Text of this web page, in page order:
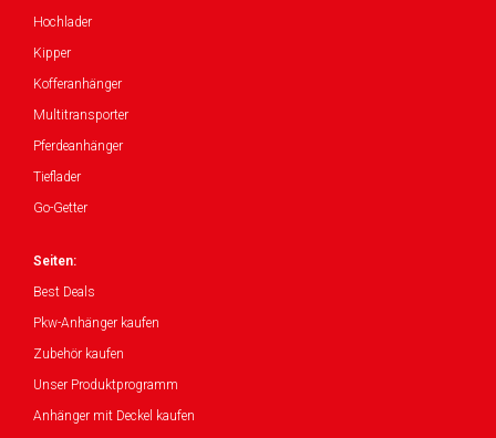
Hochlader
Kipper
Kofferanhänger
Multitransporter
Pferdeanhänger
Tieflader
Go-Getter
Seiten:
Best Deals
Pkw-Anhänger kaufen
Zubehör kaufen
Unser Produktprogramm
Anhänger mit Deckel kaufen